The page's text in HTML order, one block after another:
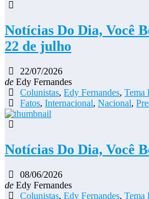
Notícias Do Dia, Você
22 de julho
22/07/2026
de Edy Fernandes
Colunistas,Edy Fernandes,Tema
Fatos,Internacional,Nacional,
Notícias Do Dia, Você
08/06/2026
de Edy Fernandes
Colunistas,Edy Fernandes,Tema